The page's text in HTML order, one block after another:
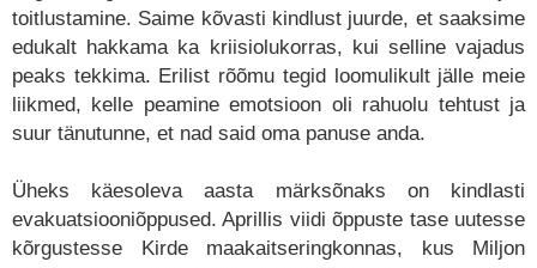
toitlustamine. Saime kõvasti kindlust juurde, et saaksime
edukalt hakkama ka kriisiolukorras, kui selline vajadus
peaks tekkima. Erilist rõõmu tegid loomulikult jälle meie
liikmed, kelle peamine emotsioon oli rahuolu tehtust ja
suur tänutunne, et nad said oma panuse anda.
Üheks käesoleva aasta märksõnaks on kindlasti
evakuatsiooniõppused. Aprillis viidi õppuste tase uutesse
kõrgustesse Kirde maakaitseringkonnas, kus Miljon